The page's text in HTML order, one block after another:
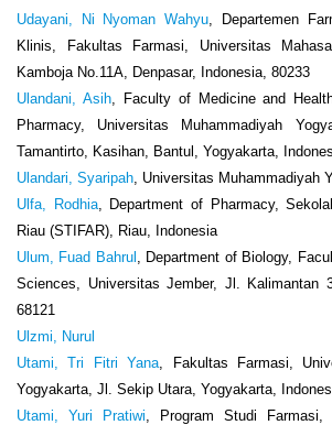
Udayani, Ni Nyoman Wahyu , Departemen
Klinis, Fakultas Farmasi, Universitas
Kamboja No.11A, Denpasar, Indonesia, 80233
Ulandani, Asih, Faculty of Medicine and
Pharmacy, Universitas Muhammadiyah
Tamantirto, Kasihan, Bantul, Yogyakarta,
Ulandari, Syaripah , Universitas Muhammadiyah
Ulfa, Rodhia, Department of Pharmacy,
Riau (STIFAR), Riau, Indonesia
Ulum, Fuad Bahrul
, Department of Biology,
Sciences, Universitas Jember, Jl. Kalimantan
68121
Ulzmi, Nurul
Utami, Tri Fitri Yana , Fakultas Farmasi,
Yogyakarta, Jl. Sekip Utara, Yogyakarta,
Utami, Yuri Pratiwi , Program Studi Farmasi,